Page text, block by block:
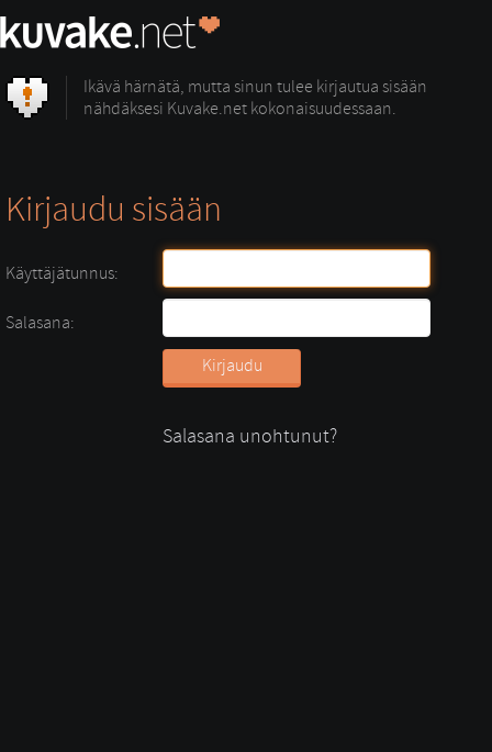
Ikävä härnätä, mutta sinun tulee kirjautua sisään
nähdäksesi Kuvake.net kokonaisuudessaan.
Kirjaudu sisään
Käyttäjätunnus:
Salasana:
Salasana unohtunut?